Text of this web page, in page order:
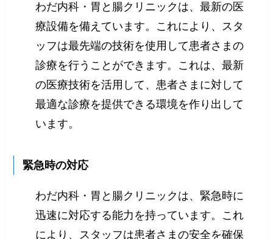
わだ内科・胃と腸クリニックは、最新の医
療設備を備えています。これにより、スタ
ッフは最先端の技術を使用して患者さまの
診療を行うことができます。これは、最新
の医療技術を活用して、患者さまに対して
最適な診療を提供できる環境を作り出して
います。
緊急時の対応
わだ内科・胃と腸クリニックは、緊急時に
迅速に対応する能力を持っています。これ
により、スタッフは患者さまの安全を確保